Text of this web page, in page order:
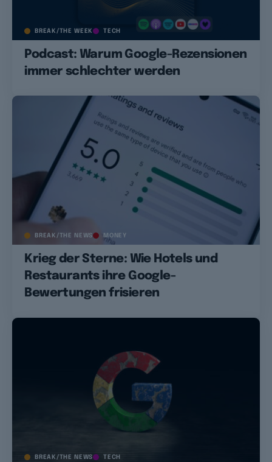
BREAK/THE WEEK TECH
Podcast: Warum Google-Rezensionen
immer schlechter werden
BREAK/THE NEWS MONEY
Krieg der Sterne: Wie Hotels und
Restaurants ihre Google-
Bewertungen frisieren
BREAK/THE NEWS TECH